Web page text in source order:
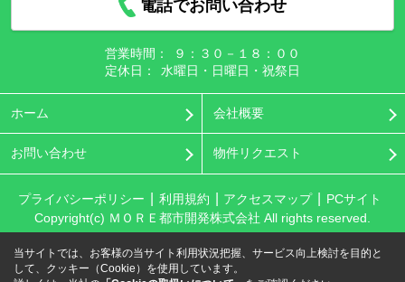
電話でお問い合わせ
営業時間：
９：３０－１８：００
定休日：
水曜日・日曜日・祝祭日
ホーム 会社概要
お問い合わせ 物件リクエスト
プライバシーポリシー 利用規約 アクセスマップ
PCサイト
Copyright(c) ＭＯＲＥ都市開発株式会社 All rights reserved.
当サイトでは、お客様の当サイト利用状況把握、サービス向上検討を目的と
して、クッキー（Cookie）を使用しています。